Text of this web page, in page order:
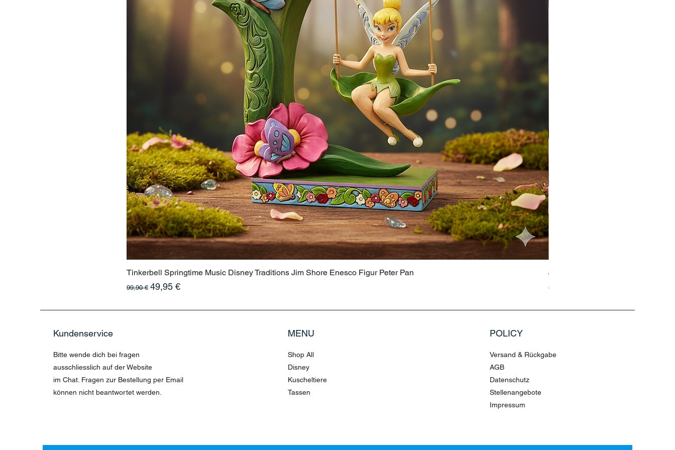
Tinkerbell Springtime Music Disney Traditions Jim Shore Enesco Figur Peter Pan
Standardpreis
99,90 € Sale-Preis
49,95 €
Jasmin Aladdin Sammlerfigur Jim
Standardpreis
199,90 €
Kundenservice
Bitte wende dich bei fragen
ausschliesslich auf der Website
im Chat. Fragen zur Bestellung per Email
können nicht beantwortet werden.
MENU
Shop All
Disney
Kuscheltiere
Tassen
POLICY
Versand & Rückgabe
AGB
Datenschutz
Stellenangebote
Impressum